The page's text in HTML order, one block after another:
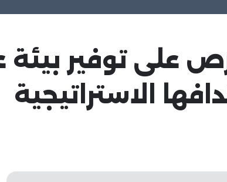
على توفير
الاستراتيجية